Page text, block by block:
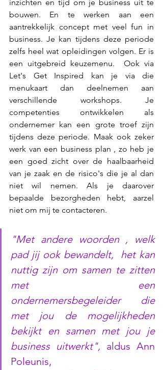
inzichten en tijd om je business uit te
bouwen. En te werken aan een
aantrekkelijk concept met veel fun in
business. Je kan tijdens deze periode
zelfs heel wat opleidingen volgen. Er is
een uitgebreid keuzemenu.  Ook via
Let's Get Inspired kan je via die
menukaart dan deelnemen aan
verschillende workshops. Je
competenties ontwikkelen als
ondernemer kan een grote troef zijn
tijdens deze periode. Maak ook zeker
werk van een business plan , zo heb je
een goed zicht over de haalbaarheid
van je zaak en de risico's die je al dan
niet wil nemen. Als je daarover
bepaalde bezorgheden hebt, aarzel
niet om mij te contacteren.
"Met andere woorden , welk
pad jij ook bewandelt,  het kan
nuttig zijn om samen te zitten
met een
ondernemersbegeleider die
met jou de mogelijkheden
bekijkt en samen met jou je
business uitwerkt", aldus Ann
Poleunis,